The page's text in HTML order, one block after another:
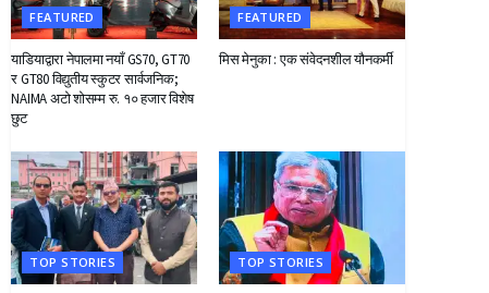
FEATURED
याडियाद्वारा नेपालमा नयाँ GS70, GT70
र GT80 विद्युतीय स्कुटर सार्वजनिक;
NAIMA अटो शोसम्म रु. १० हजार विशेष
छुट
FEATURED
मिस मेनुका : एक संवेदनशील यौनकर्मी
TOP STORIES TOP STORIES